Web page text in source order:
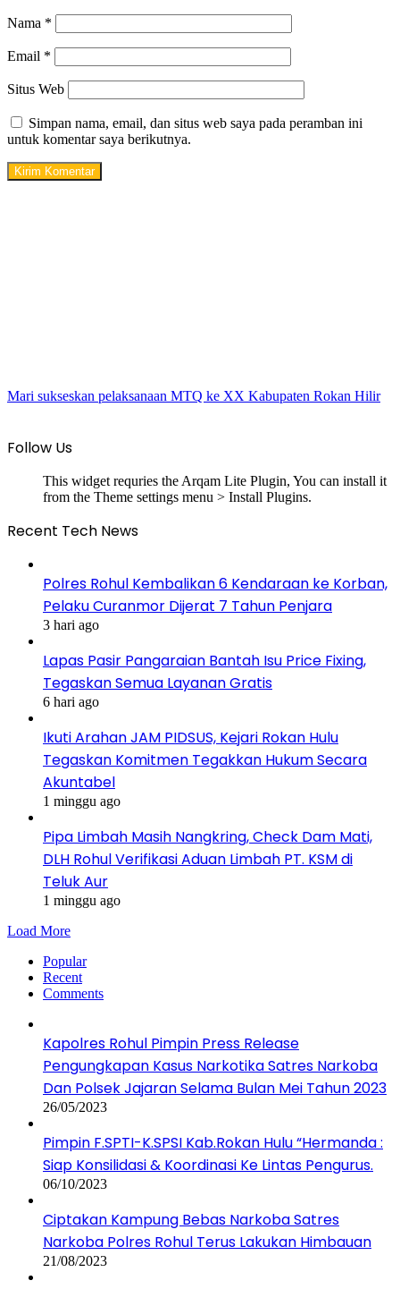
Nama *
Email *
Situs Web
Simpan nama, email, dan situs web saya pada peramban ini
untuk komentar saya berikutnya.
Mari sukseskan pelaksanaan MTQ ke XX Kabupaten Rokan Hilir
Follow Us
This widget requries the Arqam Lite Plugin, You can install it
from the Theme settings menu > Install Plugins.
Recent Tech News
Polres Rohul Kembalikan 6 Kendaraan ke Korban,
Pelaku Curanmor Dijerat 7 Tahun Penjara
3 hari ago
Lapas Pasir Pangaraian Bantah Isu Price Fixing,
Tegaskan Semua Layanan Gratis
6 hari ago
Ikuti Arahan JAM PIDSUS, Kejari Rokan Hulu
Tegaskan Komitmen Tegakkan Hukum Secara
Akuntabel
1 minggu ago
Pipa Limbah Masih Nangkring, Check Dam Mati,
DLH Rohul Verifikasi Aduan Limbah PT. KSM di
Teluk Aur
1 minggu ago
Load More
Popular
Recent
Comments
Kapolres Rohul Pimpin Press Release
Pengungkapan Kasus Narkotika Satres Narkoba
Dan Polsek Jajaran Selama Bulan Mei Tahun 2023
26/05/2023
Pimpin F.SPTI-K.SPSI Kab.Rokan Hulu “Hermanda :
Siap Konsilidasi & Koordinasi Ke Lintas Pengurus.
06/10/2023
Ciptakan Kampung Bebas Narkoba Satres
Narkoba Polres Rohul Terus Lakukan Himbauan
21/08/2023